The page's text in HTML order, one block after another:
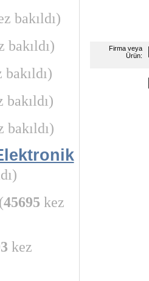
bakıldı)
bakıldı)
bakıldı)
(45695 kez
kez
Firma veya
Ürün: